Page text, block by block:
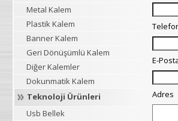
Metal Kalem
Plastik Kalem
Banner Kalem
Geri Dönüşümlü Kalem
Diğer Kalemler
Dokunmatik Kalem
Teknoloji Ürünleri
Usb Bellek
E-
Adres